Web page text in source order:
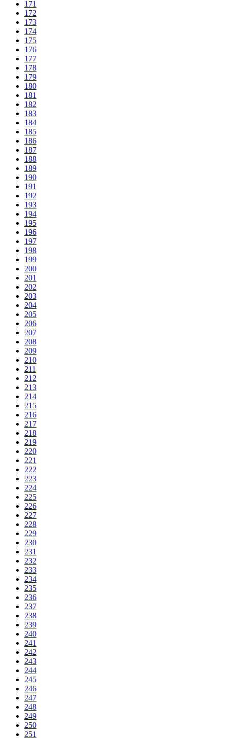
171
172
173
174
175
176
177
178
179
180
181
182
183
184
185
186
187
188
189
190
191
192
193
194
195
196
197
198
199
200
201
202
203
204
205
206
207
208
209
210
211
212
213
214
215
216
217
218
219
220
221
222
223
224
225
226
227
228
229
230
231
232
233
234
235
236
237
238
239
240
241
242
243
244
245
246
247
248
249
250
251